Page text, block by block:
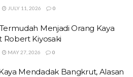
JULY 11, 2026 0
Menjadi Orang Kaya
Robert Kiyosaki
MAY 27, 2026 0
Mendadak Bangkrut, Alasan